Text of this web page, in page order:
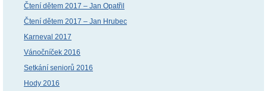
Čtení dětem 2017 – Jan Opatřil
Čtení dětem 2017 – Jan Hrubec
Karneval 2017
Vánočníček 2016
Setkání seniorů 2016
Hody 2016